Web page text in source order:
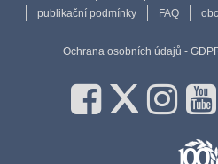
publikační podmínky
FAQ
Ochrana osobních údajů -